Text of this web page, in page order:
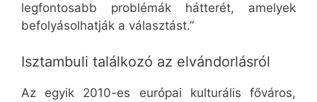
legfontosabb problémák hátterét, amelyek
befolyásolhatják a választást.”
Isztambuli találkozó az elvándorlásról
Az egyik 2010-es európai kulturális főváros,